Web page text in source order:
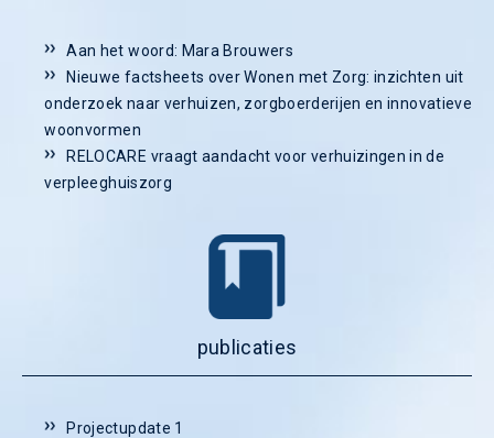
Aan het woord: Mara Brouwers
Nieuwe factsheets over Wonen met Zorg: inzichten uit
onderzoek naar verhuizen, zorgboerderijen en innovatieve
woonvormen
RELOCARE vraagt aandacht voor verhuizingen in de
verpleeghuiszorg
publicaties
Projectupdate 1